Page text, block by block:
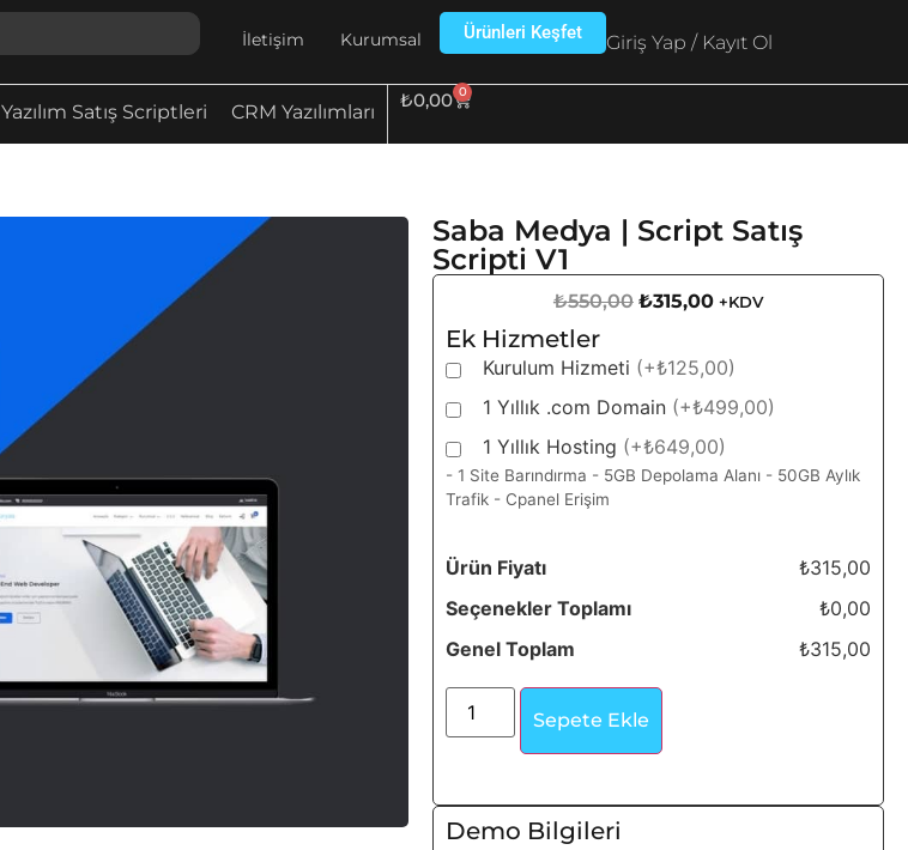
İletişim Kurumsal Ürünleri Keşfet Giriş Yap / Kayıt Ol
Yazılım Satış Scriptleri CRM Yazılımları
₺0,00 0
Saba Medya | Script Satış
Scripti V1
₺550,00 ₺315,00 +KDV
Ek Hizmetler
Kurulum Hizmeti (+₺125,00)
1 Yıllık .com Domain (+₺499,00)
1 Yıllık Hosting (+₺649,00)
- 1 Site Barındırma - 5GB Depolama Alanı - 50GB Aylık
Trafik - Cpanel Erişim
Ürün Fiyatı
₺315,00
Seçenekler Toplamı
₺0,00
Genel Toplam
₺315,00
Sepete Ekle
Demo Bilgileri